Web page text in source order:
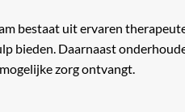
bestaat uit ervaren
bieden. Daarnaast
zorg ontvangt.